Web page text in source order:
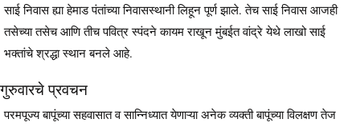
साई निवास ह्या हेमाड पंतांच्या निवासस्थानी लिहून पूर्ण झाले. तेच साई निवास आजही
तसेच्या तसेच आणि तीच पवित्र स्पंदने कायम राखून मुंबईत वांद्रे येथे लाखो साई
भक्तांचे श्रद्धा स्थान बनले आहे.
गुरुवारचे प्रवचन
परमपूज्य बापूंच्या सहवासात व सान्निध्यात येणाऱ्या अनेक व्यक्ती बापूंच्या विलक्षण तेज